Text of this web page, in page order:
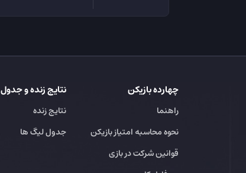
چهارده بازیکن
راهنما
نحوه محاسبه امتیاز بازیکن
قوانین شرکت در بازی
نتایج زنده و جدول
نتایج زنده
جدول لیگ ها